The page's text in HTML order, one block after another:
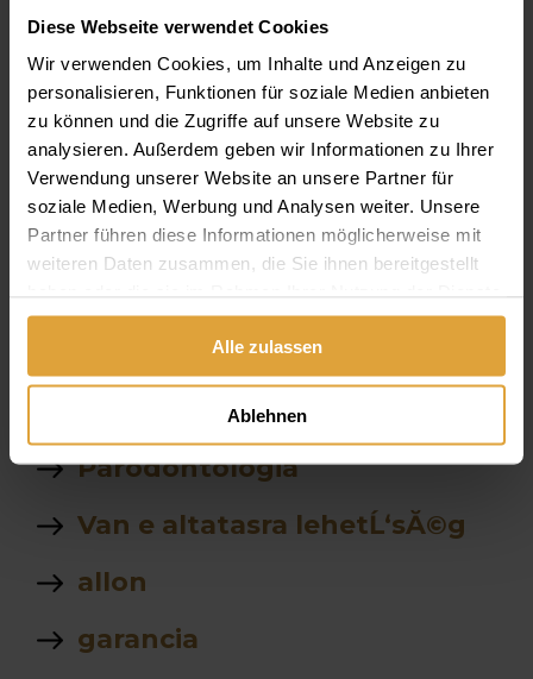
Diese Webseite verwendet Cookies
Wir verwenden Cookies, um Inhalte und Anzeigen zu
personalisieren, Funktionen für soziale Medien anbieten
zu können und die Zugriffe auf unsere Website zu
analysieren. Außerdem geben wir Informationen zu Ihrer
Verwendung unserer Website an unsere Partner für
soziale Medien, Werbung und Analysen weiter. Unsere
Partner führen diese Informationen möglicherweise mit
weiteren Daten zusammen, die Sie ihnen bereitgestellt
haben oder die sie im Rahmen Ihrer Nutzung der Dienste
gesammelt haben.
Alle zulassen
Ablehnen
Implantátum
Gyerek
ászf
Komplet felső rögzített
fogsor ára
stegprotezis
fogĂˇszati ct
Parodontológia
Van e altatasra lehetĹ‘sĂ©g
allon
garancia